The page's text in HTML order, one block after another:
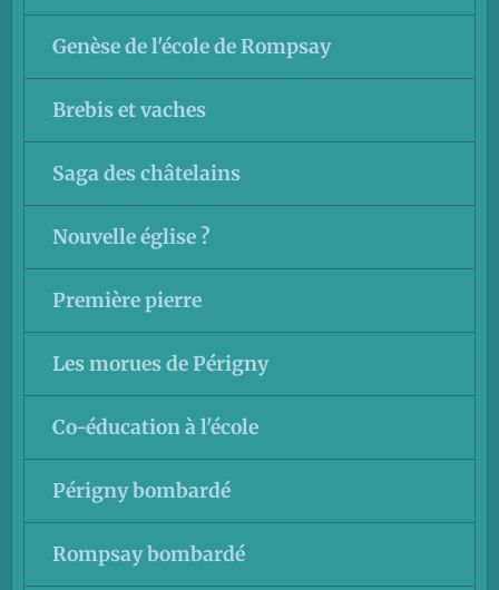
Genèse de l'école de Rompsay
Brebis et vaches
Saga des châtelains
Nouvelle église ?
Première pierre
Les morues de Périgny
Co-éducation à l'école
Périgny bombardé
Rompsay bombardé